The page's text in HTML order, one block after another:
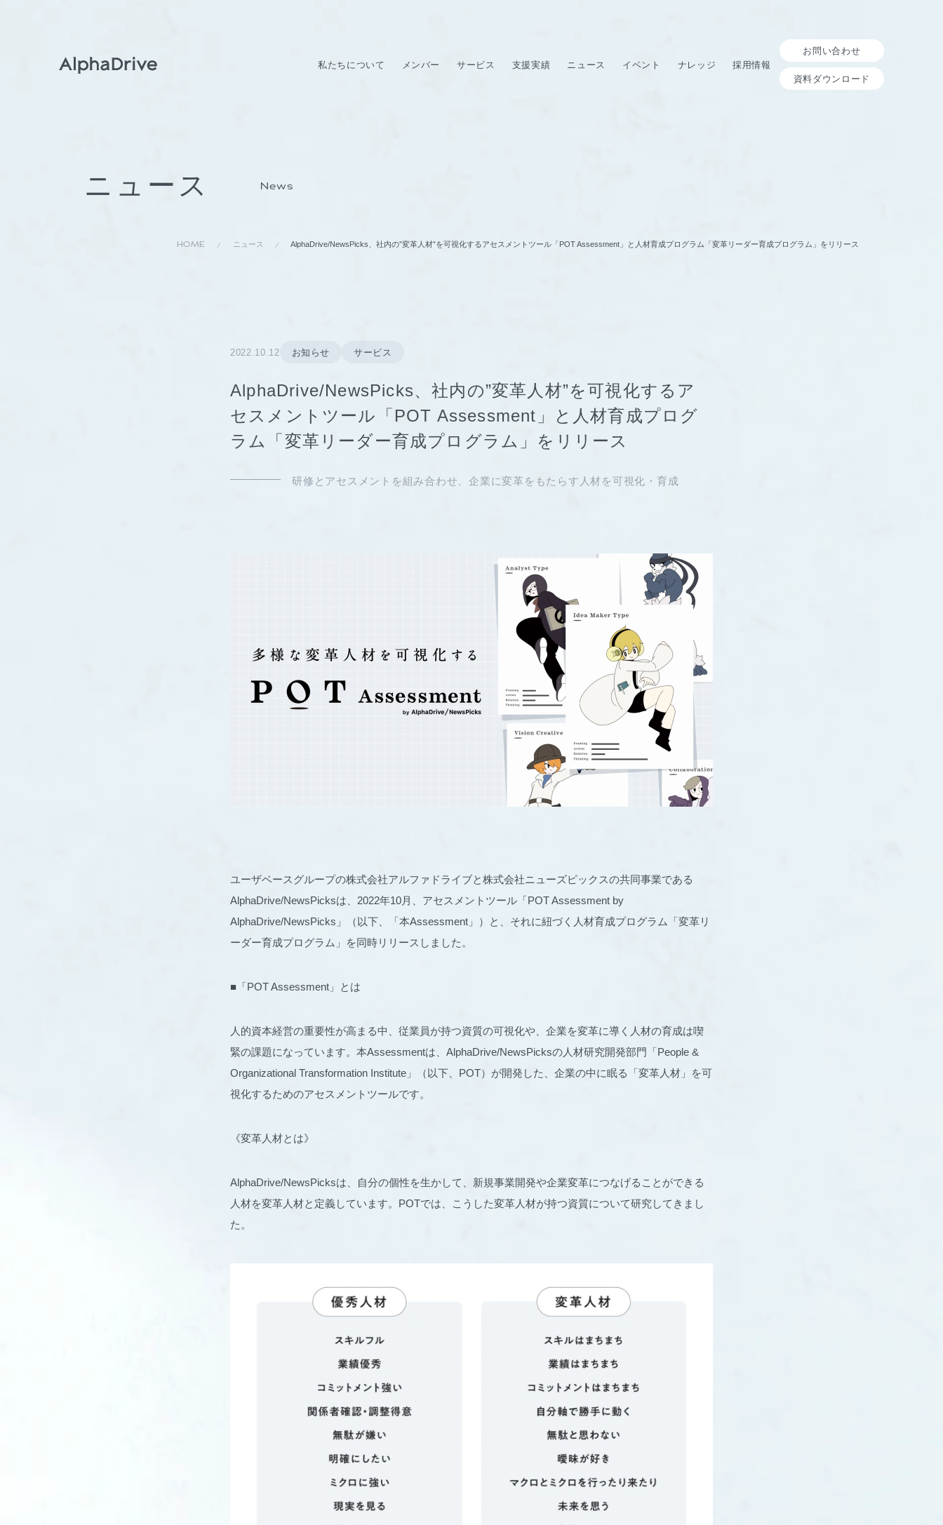
私たちについて メンバー サービス 支援実績 ニュース イベント ナレッジ 採用情報
お問い合わせ
資料ダウンロード
ニュース News
HOME ニュース AlphaDrive/NewsPicks、社内の”変革人材”を可視化するアセスメントツール「POT Assessment」と人材育成プログラム「変革リーダー育成プログラム」をリリース
2022.10.12 お知らせ サービス
AlphaDrive/NewsPicks、社内の”変革人材”を可視化するア
セスメントツール「POT Assessment」と人材育成プログ
ラム「変革リーダー育成プログラム」をリリース
研修とアセスメントを組み合わせ、企業に変革をもたらす人材を可視化・育成
ユーザベースグループの株式会社アルファドライブと株式会社ニューズピックスの共同事業である
AlphaDrive/NewsPicksは、2022年10月、アセスメントツール「POT Assessment by
AlphaDrive/NewsPicks」（以下、「本Assessment」）と、それに紐づく人材育成プログラム「変革リ
ーダー育成プログラム」を同時リリースしました。
■「POT Assessment」とは
人的資本経営の重要性が高まる中、従業員が持つ資質の可視化や、企業を変革に導く人材の育成は喫
緊の課題になっています。本Assessmentは、AlphaDrive/NewsPicksの人材研究開発部門「People &
Organizational Transformation Institute」（以下、POT）が開発した、企業の中に眠る「変革人材」を可
視化するためのアセスメントツールです。
《変革人材とは》
AlphaDrive/NewsPicksは、自分の個性を生かして、新規事業開発や企業変革につなげることができる
人材を変革人材と定義しています。POTでは、こうした変革人材が持つ資質について研究してきまし
た。